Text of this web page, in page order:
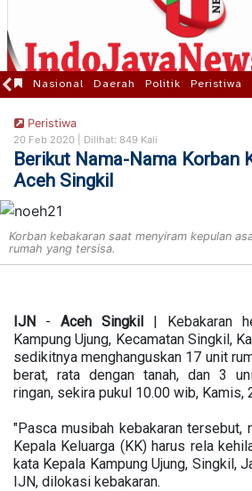
Nasional Daerah Politik Peristiwa
Peristiwa
20 Feb 2020 | Dilihat: 849 Kali
Berikut Nama-Nama Korban
Aceh Singkil
Korban kebakaran saat menyiram kepulan
rumah yang tersisa.
IJN - Aceh Singkil | Kebakaran
Kampung Ujung, Kecamatan Singkil,
sedikitnya menghanguskan 17 unit
berat, rata dengan tanah, dan 3
ringan, sekira pukul 10.00 wib, Kamis,
"Pasca musibah kebakaran tersebut,
Kepala Keluarga (KK) harus rela
kata Kepala Kampung Ujung, Singkil,
IJN, dilokasi kebakaran.